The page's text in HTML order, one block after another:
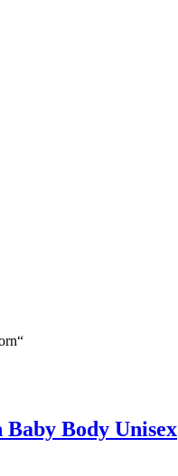
Baby Body Unisex